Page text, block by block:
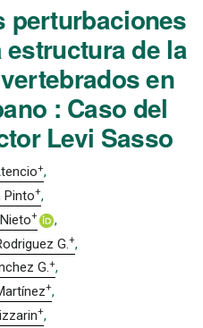
perturbaciones
de la
en
: Caso del
Levi Sasso
+
Pinto+
+
G. +
G.+
+
+